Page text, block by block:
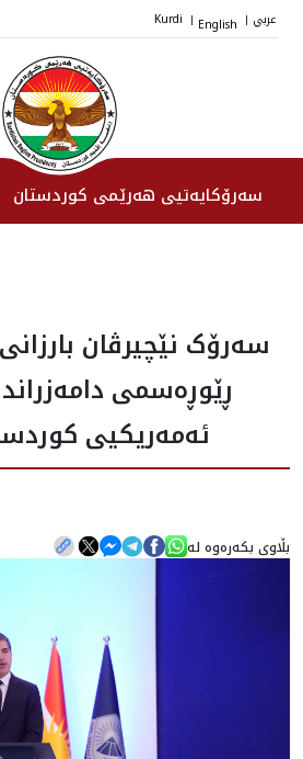
عربي |
English
|
Kurdi
سەرۆکایەتیی هەرێمی کوردستان
جێگرانی سه‌رۆک
ستافی سەرۆکایەتی
هه‌واڵ
سەرۆک نێچیرڤان
ڕێوڕەسمی
ئەمەریکیی
بڵاوی بکەرەوە لە